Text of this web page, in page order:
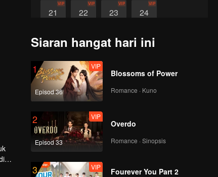
21
VIP
22
VIP
23
VIP
24
VIP
Siaran hangat hari ini
1
Episod 36
VIP
Blossoms of Power
Romance · Kuno
2
Episod 33
VIP
Overdo
Romance · Sinopsis
3 VIP
Fourever You Part 2